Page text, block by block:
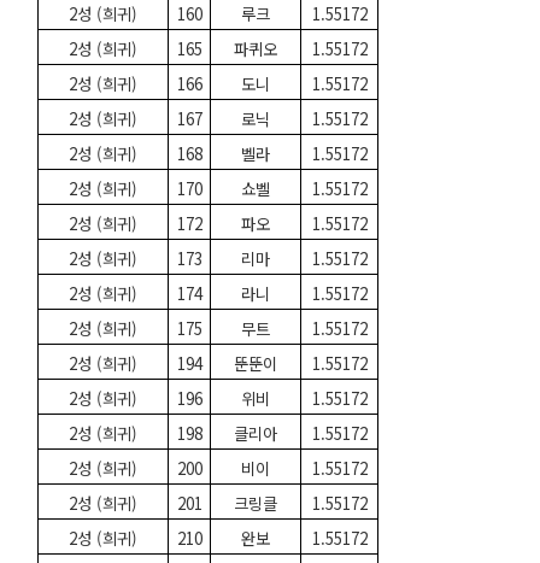
2성 (희귀)
160 루크
1.55172
2성 (희귀)
165 파퀴오
1.55172
2성 (희귀)
166 도니
1.55172
2성 (희귀)
167 로닉
1.55172
2성 (희귀)
168 벨라
1.55172
2성 (희귀)
170 쇼벨
1.55172
2성 (희귀)
172 파오
1.55172
2성 (희귀)
173 리마
1.55172
2성 (희귀)
174 라니
1.55172
2성 (희귀)
175 무트
1.55172
2성 (희귀)
194 뚠뚠이
1.55172
2성 (희귀)
196 위비
1.55172
2성 (희귀)
198 클리아
1.55172
2성 (희귀)
200 비이
1.55172
2성 (희귀)
201 크링클
1.55172
2성 (희귀)
210 완보
1.55172